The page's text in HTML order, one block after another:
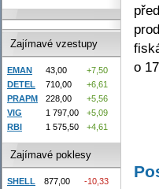
o
Zajímavé vzestupy
EMAN 43,00
+7,50
DETEL
710,00
+6,61
PRAPM
228,00
+5,56
VIG
1 797,00
+5,09
RBI
1 575,50 +4,61
Zajímavé poklesy
SHELL 877,00
-10,33